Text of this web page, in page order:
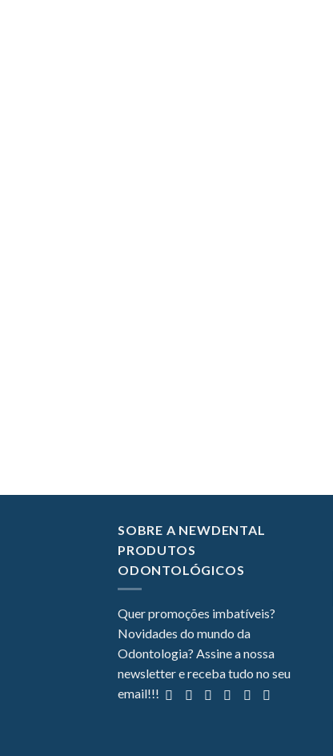
SOBRE A NEWDENTAL
PRODUTOS
ODONTOLÓGICOS
Quer promoções imbatíveis?
Novidades do mundo da
Odontologia? Assine a nossa
newsletter e receba tudo no seu
email!!!